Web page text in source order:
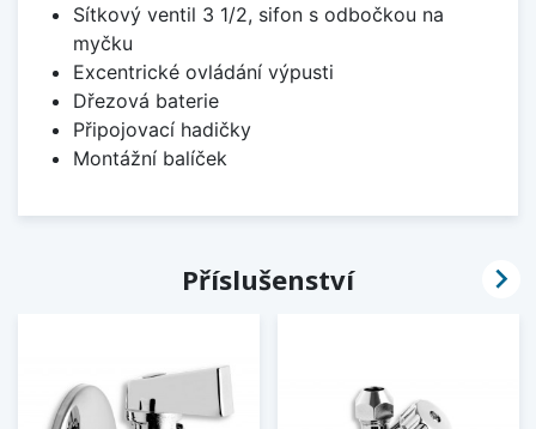
Sítkový ventil 3 1/2, sifon s odbočkou na
myčku
Excentrické ovládání výpusti
Dřezová baterie
Připojovací hadičky
Montážní balíček
Příslušenství 